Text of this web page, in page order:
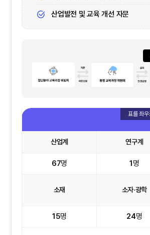
산업발전 및 교육 개선 자문
산업계 연구계
67명 1명
소재 소자·광학
15명 24명